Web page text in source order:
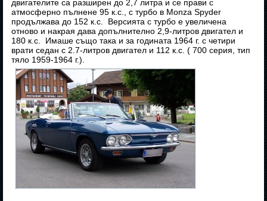
двигателите са разширен до 2,7 литра и се прави с
атмосферно пълнене 95 к.с., с турбо в Monza Spyder
продължава до 152 к.с. Версията с турбо е увеличена
отново и накрая дава допълнително 2,9-литров двигател и
180 к.с. Имаше също така и за годината 1964 г. с четири
врати седан с 2.7-литров двигател и 112 к.с. ( 700 серия, тип
тяло 1959-1964 г.).